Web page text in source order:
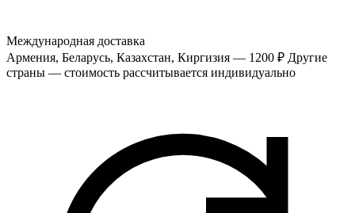
Международная доставка
Армения, Беларусь, Казахстан, Киргизия — 1200 ₽ Другие
страны — стоимость рассчитывается индивидуально